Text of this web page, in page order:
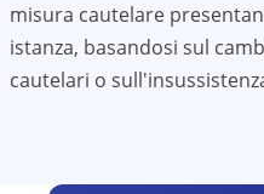
misura cautelare
istanza, basandosi sul
cautelari o